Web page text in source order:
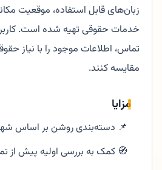
زبان‌های قابل استفاده، موقعیت
خدمات حقوقی تهیه شده است.
تماس، اطلاعات موجود را با نیاز
مقایسه کنند.
مزایا
📌 دسته‌بندی روشن بر اساس
🧭 کمک به بررسی اولیه پیش از